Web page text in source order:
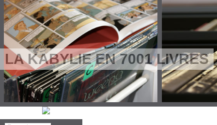
LA KABYLIE EN 7001 LIVRES